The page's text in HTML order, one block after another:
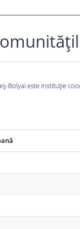
Bolyai este instituție